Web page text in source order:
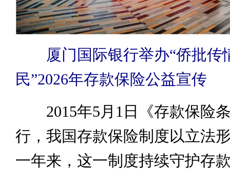
厦门国际银行举办“侨批传
民”2026年存款保险公益宣传
2015年5月1日《存款保险
行，我国存款保险制度以立法
一年来，这一制度持续守护存